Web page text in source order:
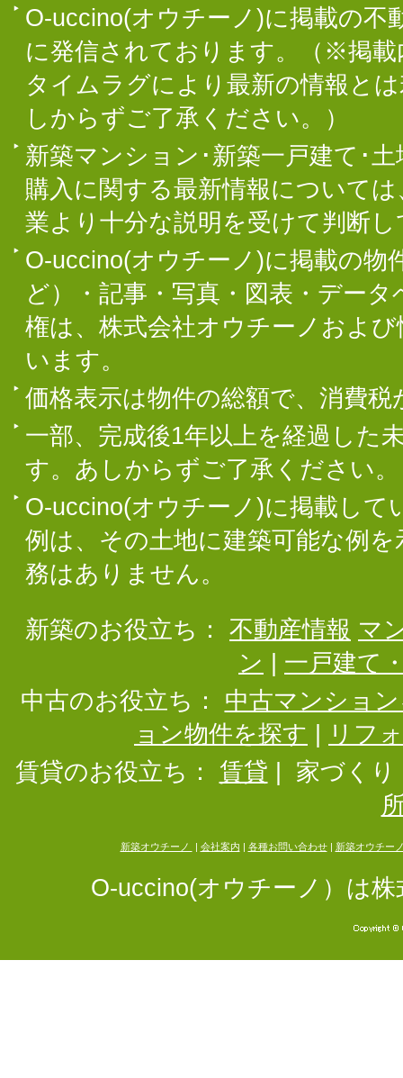
O-uccino(オウチーノ)に掲載の不
に発信されております。（※掲
タイムラグにより最新の情報と
しからずご了承ください。）
新築マンション･新築一戸建て･
購入に関する最新情報について
業より十分な説明を受けて判断
O-uccino(オウチーノ)に掲載の物
ど）・記事・写真・図表・デー
権は、株式会社オウチーノおよ
います。
価格表示は物件の総額で、消費
一部、完成後1年以上を経過した
す。あしからずご了承ください。
O-uccino(オウチーノ)に掲載して
例は、その土地に建築可能な例
務はありません。
新築のお役立ち： 不動産情報 マ
ン
一戸建て
中古のお役立ち：
中古マンショ
ョン物件を探す
リフ
賃貸のお役立ち：
賃貸
家づくり
新築オウチーノ 会社案内 各種お問い合わせ| 新築オウチー
O-uccino(オウチーノ）は